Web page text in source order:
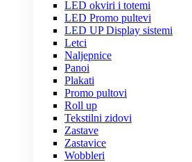
LED okviri i totemi
LED Promo pultevi
LED UP Display sistemi
Letci
Naljepnice
Panoi
Plakati
Promo pultovi
Roll up
Tekstilni zidovi
Zastave
Zastavice
Wobbleri